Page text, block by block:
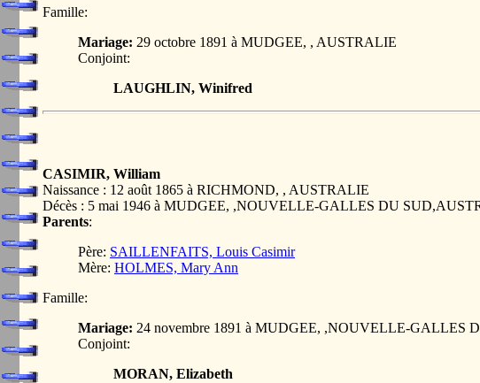
Famille:
Mariage: 29 octobre 1891 à MUDGEE, , AUSTRALIE
Conjoint:
LAUGHLIN, Winifred
CASIMIR, William
Naissance : 12 août 1865 à RICHMOND, , AUSTRALIE
Décès : 5 mai 1946 à MUDGEE, ,NOUVELLE-GALLES DU
Parents:
Père: SAILLENFAITS, Louis Casimir
Mère: HOLMES, Mary Ann
Famille:
Mariage: 24 novembre 1891 à MUDGEE, ,NOUVELLE-GALLES
Conjoint:
MORAN, Elizabeth